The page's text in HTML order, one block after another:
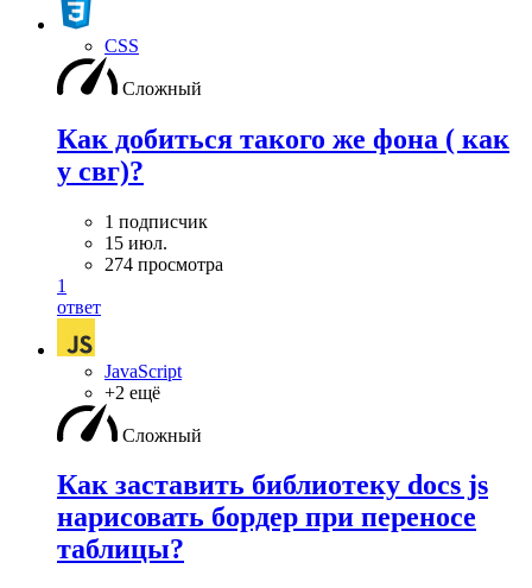
CSS
Сложный
Как добиться такого же фона ( как
у свг)?
1 подписчик
15 июл.
274 просмотра
1
ответ
JavaScript
+2 ещё
Сложный
Как заставить библиотеку docs js
нарисовать бордер при переносе
таблицы?